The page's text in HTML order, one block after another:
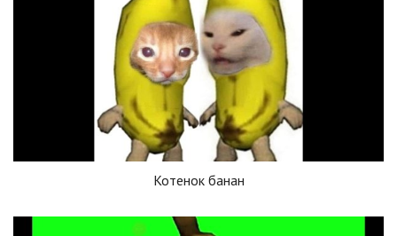
Котенок банан